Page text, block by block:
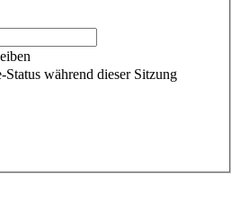
während dieser Sitzung